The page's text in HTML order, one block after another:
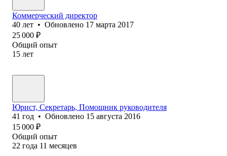
Коммерческий директор
40 лет • Обновлено 17 марта 2017
25 000 ₽
Общий опыт
15 лет
Юрист, Секретарь, Помощник рyководителя
41 год • Обновлено 15 августа 2016
15 000 ₽
Общий опыт
22 года 11 месяцев